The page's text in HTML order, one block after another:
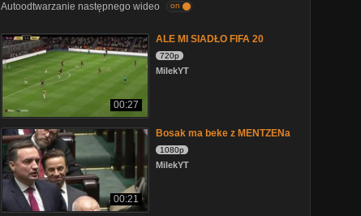
Autoodtwarzanie następnego wideo on
00:27
ALE MI SIADŁO FIFA 20
720p
MilekYT
00:21
Bosak ma beke z MENTZENa
1080p
MilekYT